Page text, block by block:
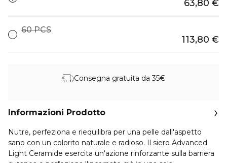
63,80 €
60 PCS
113,80 €
Consegna gratuita da 35€
Informazioni Prodotto
Nutre, perfeziona e riequilibra per una pelle dall'aspetto
sano con un colorito naturale e radioso. Il siero Advanced
Light Ceramide esercita un'azione rinforzante sulla barriera